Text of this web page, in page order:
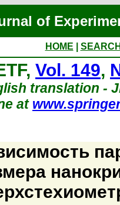
of
HOME
Vol. 149,
translation -
at